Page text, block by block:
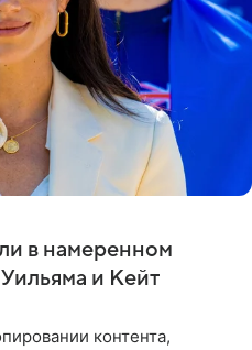
в намеренном
и Кейт
контента,